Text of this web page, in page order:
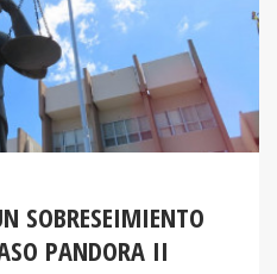
SOBRESEIMIENTO
PANDORA II